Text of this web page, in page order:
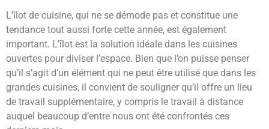
L’îlot de cuisine, qui ne se démode pas et constitue une
tendance tout aussi forte cette année, est également
important. L’îlot est la solution idéale dans les cuisines
ouvertes pour diviser l’espace. Bien que l’on puisse penser
qu’il s’agit d’un élément qui ne peut être utilisé que dans les
grandes cuisines, il convient de souligner qu’il offre un lieu
de travail supplémentaire, y compris le travail à distance
auquel beaucoup d’entre nous ont été confrontés ces